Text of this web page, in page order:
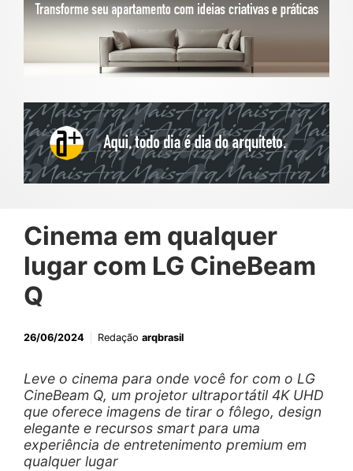
Cinema em qualquer
lugar com LG CineBeam
Q
26/06/2024 Redação arqbrasil
Leve o cinema para onde você for com o LG
CineBeam Q, um projetor ultraportátil 4K UHD
que oferece imagens de tirar o fôlego, design
elegante e recursos smart para uma
experiência de entretenimento premium em
qualquer lugar